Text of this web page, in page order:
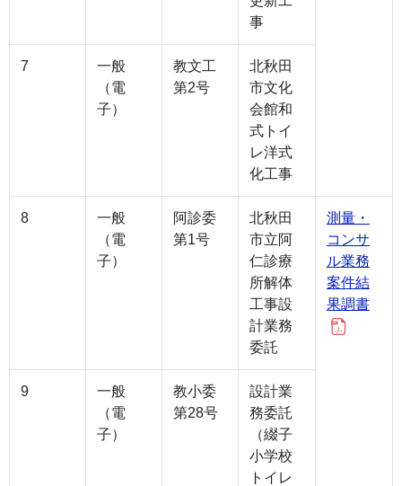
事
7
一般
（電
子）
教文工
第2号
北秋田
市文化
会館和
式トイ
レ洋式
化工事
8
一般
（電
子）
阿診委
第1号
北秋田
市立阿
仁診療
所解体
工事設
計業務
委託
測量・
コンサ
ル業務
案件結
果調書
9
一般
（電
子）
教小委
第28号
設計業
務委託
（綴子
小学校
トイレ